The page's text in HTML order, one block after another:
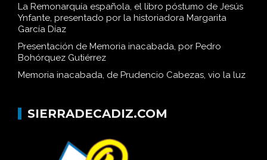
La Remonarquía española, el libro póstumo de Jesús
Ynfante, presentado por la historiadora Margarita
García Díaz
Presentación de Memoria inacabada, por Pedro
Bohórquez Gutiérrez
Memoria inacabada, de Prudencio Cabezas, vio la luz
SIERRADECADIZ.COM